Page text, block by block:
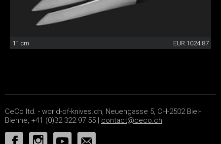
11 cm EUR 1024.87
CeCo ltd. - world-of-knives.ch, Neuengasse 5, CH-2502 Biel-
Bienne, +41 (0)32 322 97 55 | contact@ceco.ch